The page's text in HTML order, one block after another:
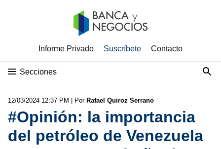
Informe Privado Suscríbete Contacto
Secciones
12/03/2024 12:37 PM | Por Rafael Quiroz Serrano
#Opinión: la importancia
del petróleo de Venezuela